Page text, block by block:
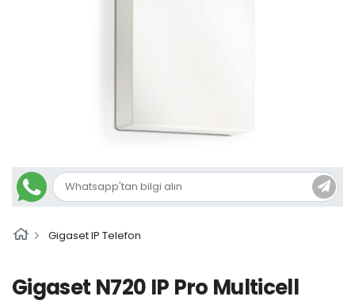
Gigaset IP Telefon
Gigaset N720 IP Pro Multicell